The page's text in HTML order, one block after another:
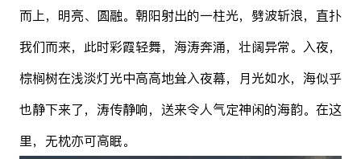
而上，明亮、圆融。朝阳射出的一柱光，劈波斩浪，直扑
我们而来，此时彩霞轻舞，海涛奔涌，壮阔异常。入夜，
棕榈树在浅淡灯光中高高地耸入夜幕，月光如水，海似乎
也静下来了，涛传静响，送来令人气定神闲的海韵。在这
里，无枕亦可高眠。